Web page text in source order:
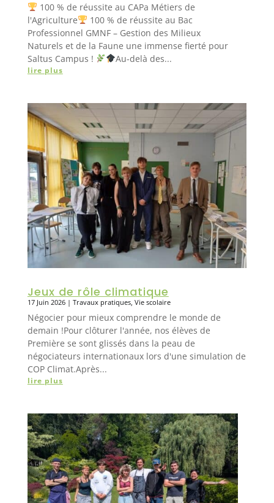
100 % de réussite au CAPa Métiers de
l'Agriculture
100 % de réussite au Bac
Professionnel GMNF – Gestion des Milieux
Naturels et de la Faune une immense fierté pour
Saltus Campus !
Au-delà des...
lire plus
Jeux de rôle climatique
17 Juin 2026| Travaux pratiques, Vie scolaire
Négocier pour mieux comprendre le monde de
demain !Pour clôturer l'année, nos élèves de
Première se sont glissés dans la peau de
négociateurs internationaux lors d'une simulation de
COP Climat.Après...
lire plus